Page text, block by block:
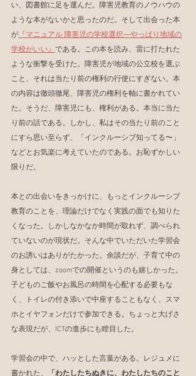
い、図書館に足を運んだ。障害児教育のノウハウの
ような本がないかと思ったのだ。そして出会った本
が 『マニュアル 障害児の学校選択―やっぱり地域の
学校がいい』 である。この本を読み、雷に打たれた
ような衝撃を受けた。障害児が地域の公立校を選ぶ
こと、それは当たり前の権利の行使にすぎない。本
の内容は徹頭徹尾、障害児の権利を軸に書かれてい
た。そうだ、障害児にも、権利がある。本当に当た
り前の話である。しかし、私はその当たり前のこと
にすら思い至らず、「インクルーシブ知ってる〜」
などとお気楽に考えていたのである。お恥ずかしい
限りだ。
本との出会いをきっかけに、もっとインクルーシブ
教育のことを、理論だけでなく実践の面でも知りた
くなった。しかしなかなか時間が取れず、調べられ
ていないのが現状だ。そんな中でいただいた学習会
のお誘いはありがたかった。余談だが、子育て中の
身としては、zoomでの開催というのも嬉しかった。
子どものご飯やお風呂の時間を心配する必要もな
く、トイレの付き添いで中座することもなく、スマ
ホとイヤフォンだけで参加できる。ちょっと大げさ
な表現だが、ICTの進歩にも瞠目した。
学習会の中で、ハッとした言葉がある。レジュメに
書かれた、
「わたしたちぬきに、わたしたちのこと